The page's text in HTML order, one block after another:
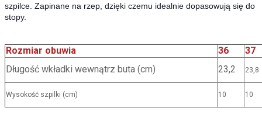
szpilce. Zapinane na rzep, dzięki czemu idealnie dopasowują się do
stopy.
Rozmiar obuwia 36
37
Długość wkładki wewnątrz buta (cm)
23,2 23,8
Wysokość szpilki (cm) 10 10